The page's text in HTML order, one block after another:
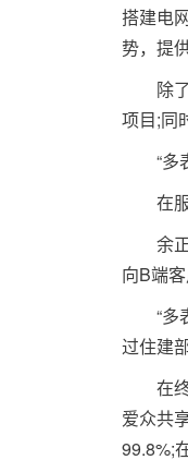
搭建电
势，提
除了
项目;同
“多表
在服
余正
向B端
“多表
过住建
在终
爱众共
99.8%;